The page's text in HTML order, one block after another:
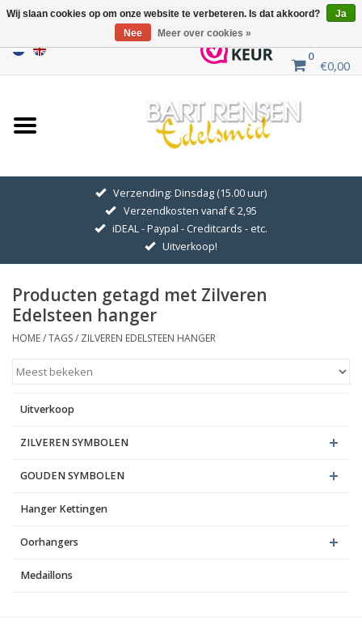
0
€0,00
Home
Uitverkoop
GOUDEN SYMBOLEN
Hanger Kettingen
Oorhangers
Verzending: Dinsdag (15.00 uur)
Verzendkosten vanaf € 2,95
iDEAL - Paypal - Creditcards - etc.
Uitverkoop!
Producten getagd met Zilveren
Edelsteen hanger
HOME/TAGS/ ZILVEREN EDELSTEEN HANGER
Uitverkoop
ZILVEREN SYMBOLEN
GOUDEN SYMBOLEN
Hanger Kettingen
Oorhangers
Medaillons
Wij slaan cookies op om onze website te verbeteren. Is dat akkoord?
Ja
Nee
Meer over cookies »